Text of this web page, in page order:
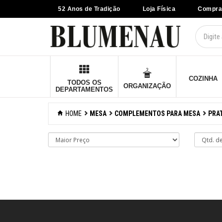
52 Anos de Tradição Loja Física
×
Organização
TODOS OS
DEPARTAMENTOS
ORGANIZAÇÃO
COZINHA
HOME MESA COMPLEMENTOS PARA MESA